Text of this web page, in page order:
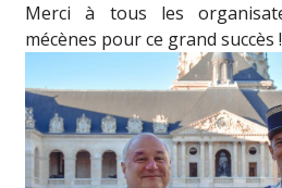
Merci à tous les
mécènes pour ce grand succès !